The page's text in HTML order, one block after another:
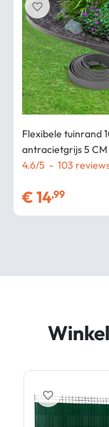
Flexibele tuinrand
antracietgrijs 5
30 haringen
4.6/5 - 103
€14,99
favorite_border
favorite_border